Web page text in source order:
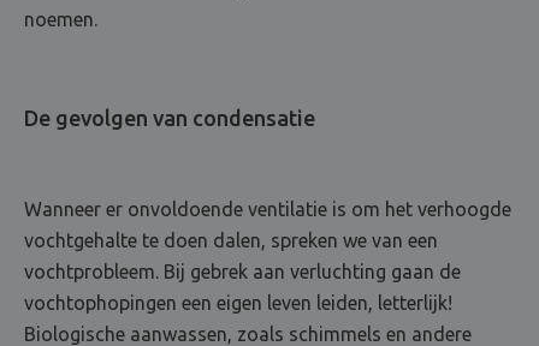
noemen.
De gevolgen van condensatie
Wanneer er onvoldoende ventilatie is om het verhoogde
vochtgehalte te doen dalen, spreken we van een
vochtprobleem. Bij gebrek aan verluchting gaan de
vochtophopingen een eigen leven leiden, letterlijk!
Biologische aanwassen, zoals schimmels en andere